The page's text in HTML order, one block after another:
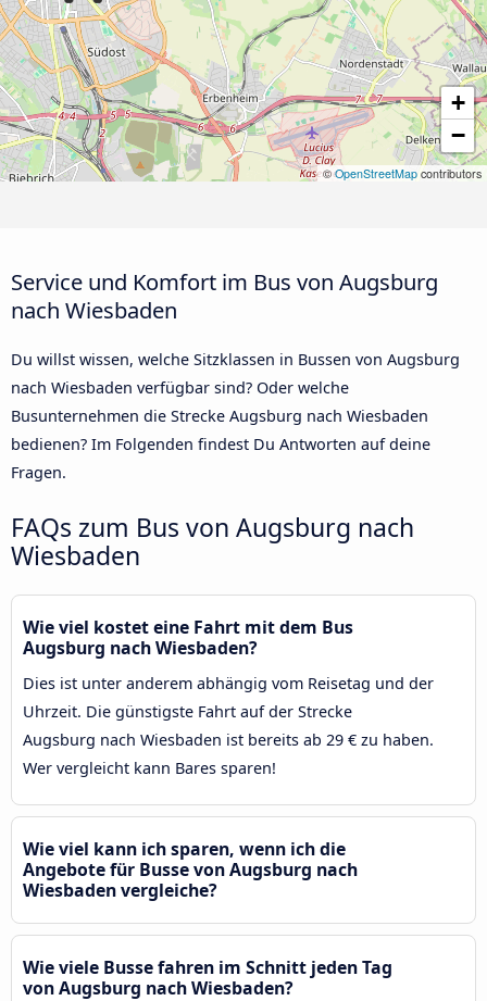
+
−
©OpenStreetMap contributors
Service und Komfort im Bus von Augsburg
nach Wiesbaden
Du willst wissen, welche Sitzklassen in Bussen von Augsburg
nach Wiesbaden verfügbar sind? Oder welche
Busunternehmen die Strecke Augsburg nach Wiesbaden
bedienen? Im Folgenden findest Du Antworten auf deine
Fragen.
FAQs zum Bus von Augsburg nach
Wiesbaden
Wie viel kostet eine Fahrt mit dem Bus
Augsburg nach Wiesbaden?
Dies ist unter anderem abhängig vom Reisetag und der
Uhrzeit. Die günstigste Fahrt auf der Strecke
Augsburg nach Wiesbaden ist bereits ab 29 € zu haben.
Wer vergleicht kann Bares sparen!
Wie viel kann ich sparen, wenn ich die
Angebote für Busse von Augsburg nach
Wiesbaden vergleiche?
Wie viele Busse fahren im Schnitt jeden Tag
von Augsburg nach Wiesbaden?